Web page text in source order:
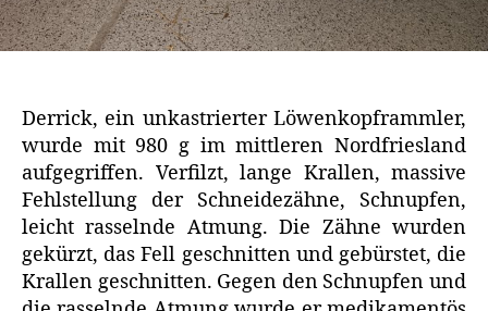
Derrick, ein unkastrierter Löwenkopframmler,
wurde mit 980 g im mittleren Nordfriesland
aufgegriffen. Verfilzt, lange Krallen, massive
Fehlstellung der Schneidezähne, Schnupfen,
leicht rasselnde Atmung. Die Zähne wurden
gekürzt, das Fell geschnitten und gebürstet, die
Krallen geschnitten. Gegen den Schnupfen und